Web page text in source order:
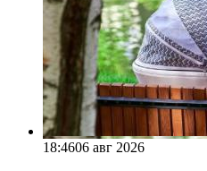
18:4606 авг 2026